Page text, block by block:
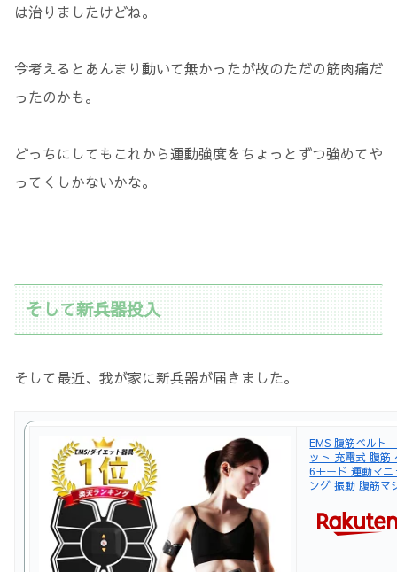
は治りましたけどね。
今考えるとあんまり動いて無かったが故のただの筋肉痛だ
ったのかも。
どっちにしてもこれから運動強度をちょっとずつ強めてや
ってくしかないかな。
そして新兵器投入
そして最近、我が家に新兵器が届きました。
EMS 腹筋ベルト
ット 充電式 腹筋
6モード 運動マ
ング 振動 腹筋マ